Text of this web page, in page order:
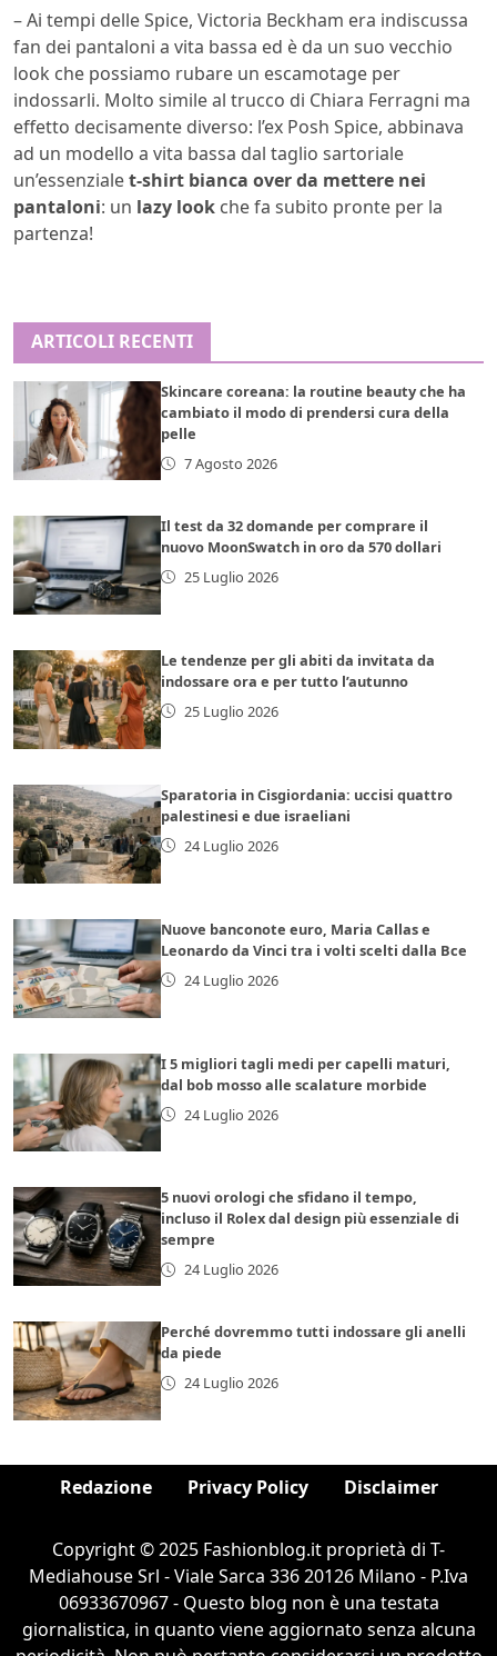
– Ai tempi delle Spice, Victoria Beckham era indiscussa
fan dei pantaloni a vita bassa ed è da un suo vecchio
look che possiamo rubare un escamotage per
indossarli. Molto simile al trucco di Chiara Ferragni ma
effetto decisamente diverso: l’ex Posh Spice, abbinava
ad un modello a vita bassa dal taglio sartoriale
un’essenzialet-shirt bianca over da mettere nei
pantaloni: un lazy look che fa subito pronte per la
partenza!
ARTICOLI RECENTI
Skincare coreana: la routine beauty che ha
cambiato il modo di prendersi cura della
pelle
7 Agosto 2026
Il test da 32 domande per comprare il
nuovo MoonSwatch in oro da 570 dollari
25 Luglio 2026
Le tendenze per gli abiti da invitata da
indossare ora e per tutto l’autunno
25 Luglio 2026
Sparatoria in Cisgiordania: uccisi quattro
palestinesi e due israeliani
24 Luglio 2026
Nuove banconote euro, Maria Callas e
Leonardo da Vinci tra i volti scelti dalla Bce
24 Luglio 2026
I 5 migliori tagli medi per capelli maturi,
dal bob mosso alle scalature morbide
24 Luglio 2026
5 nuovi orologi che sfidano il tempo,
incluso il Rolex dal design più essenziale di
sempre
24 Luglio 2026
Perché dovremmo tutti indossare gli anelli
da piede
24 Luglio 2026
Redazione Privacy Policy Disclaimer
Copyright © 2025 Fashionblog.it proprietà di T-
Mediahouse Srl - Viale Sarca 336 20126 Milano - P.Iva
06933670967 - Questo blog non è una testata
giornalistica, in quanto viene aggiornato senza alcuna